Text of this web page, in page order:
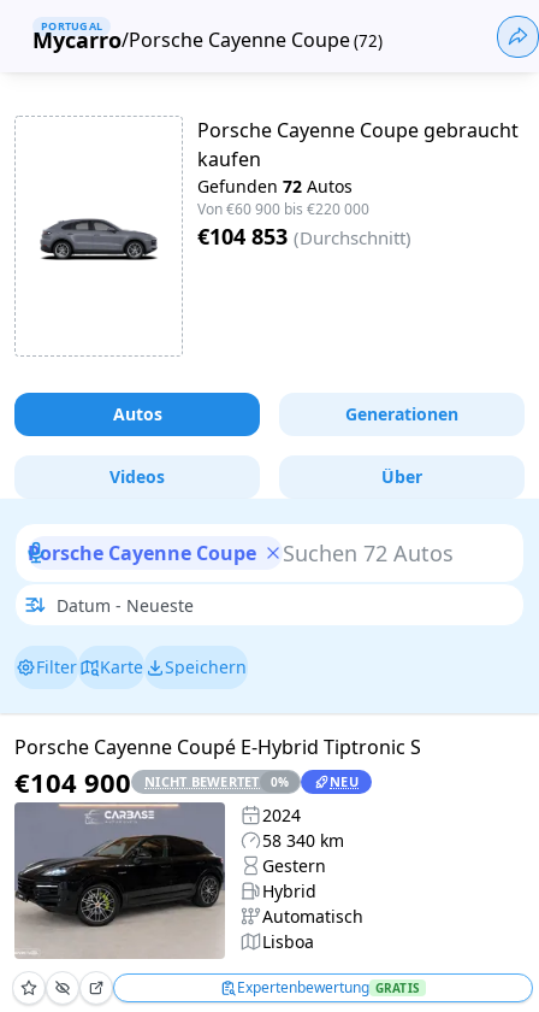
Mycarro
PORTUGAL
/Porsche Cayenne Coupe(72)
Porsche Cayenne Coupe gebraucht
kaufen
Gefunden 72 Autos
Von€60 900 bis €220 000
€104 853 (Durchschnitt)
Autos Generationen
Videos Über
Porsche Cayenne Coupe
Filter Karte Speichern
Porsche Cayenne Coupé E-Hybrid Tiptronic S
€104 900 NICHT BEWERTET 0% NEU
2024
58 340 km
Gestern
Hybrid
Automatisch
Lisboa
Expertenbewertung GRATIS